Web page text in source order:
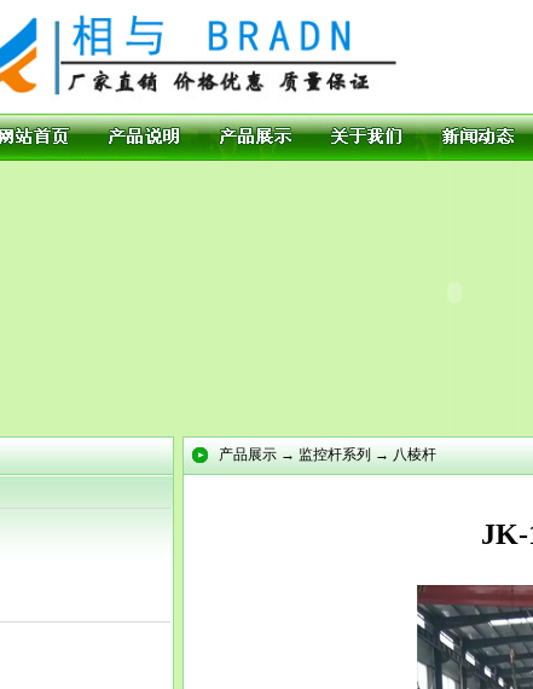
产品展示 → 监控杆系列 → 八棱杆
JK-